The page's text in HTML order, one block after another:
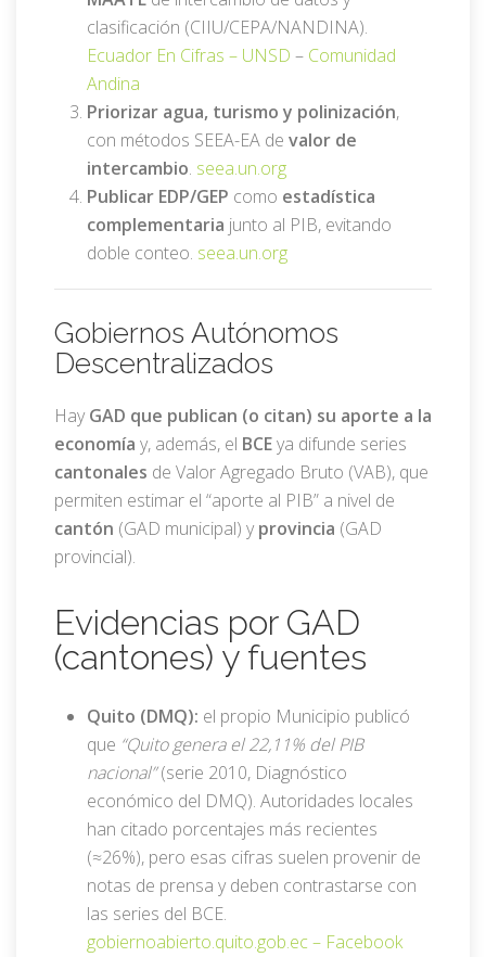
clasificación (CIIU/CEPA/NANDINA).
Ecuador En Cifras – UNSD – Comunidad
Andina
Priorizar agua, turismo y polinización,
con métodos SEEA-EA de valor de
intercambio. seea.un.org
Publicar EDP/GEP como estadística
complementaria junto al PIB, evitando
doble conteo. seea.un.org
Gobiernos Autónomos
Descentralizados
Hay GAD que publican (o citan) su aporte a la
economía y, además, el BCEya difunde series
cantonales de Valor Agregado Bruto (VAB), que
permiten estimar el “aporte al PIB” a nivel de
cantón (GAD municipal) y provincia (GAD
provincial).
Evidencias por GAD
(cantones) y fuentes
Quito (DMQ): el propio Municipio publicó
que “Quito genera el 22,11% del PIB
nacional”(serie 2010, Diagnóstico
económico del DMQ). Autoridades locales
han citado porcentajes más recientes
(≈26%), pero esas cifras suelen provenir de
notas de prensa y deben contrastarse con
las series del BCE.
gobiernoabierto.quito.gob.ec – Facebook